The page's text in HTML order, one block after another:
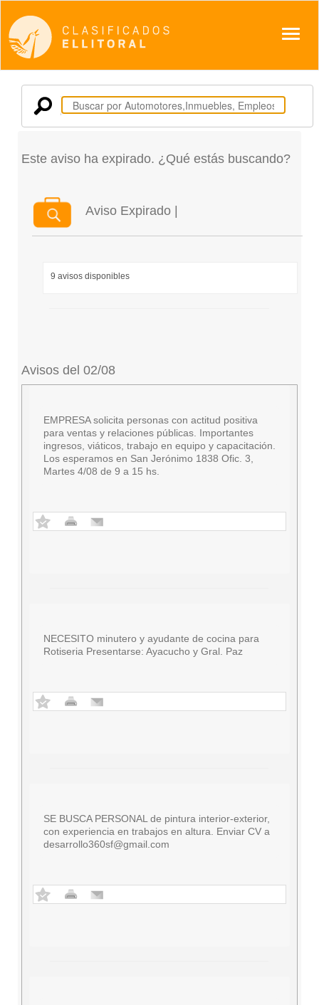
Este aviso ha expirado. ¿Qué estás buscando?
Aviso Expirado |
9 avisos disponibles
Avisos del 02/08
EMPRESA solicita personas con actitud positiva
para ventas y relaciones públicas. Importantes
ingresos, viáticos, trabajo en equipo y capacitación.
Los esperamos en San Jerónimo 1838 Ofic. 3,
Martes 4/08 de 9 a 15 hs.
NECESITO minutero y ayudante de cocina para
Rotiseria Presentarse: Ayacucho y Gral. Paz
SE BUSCA PERSONAL de pintura interior-exterior,
con experiencia en trabajos en altura. Enviar CV a
desarrollo360sf@gmail.com